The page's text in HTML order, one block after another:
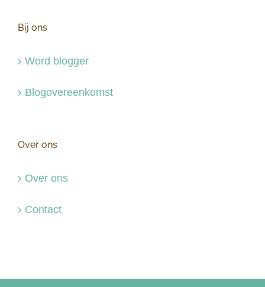
Bij ons
Word blogger
Blogovereenkomst
Over ons
Over ons
Contact